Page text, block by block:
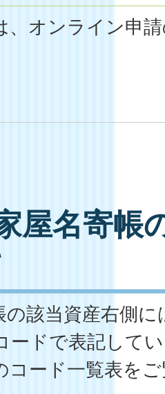
、オンライン申
屋名寄帳
の該当資産右側
ードで表記して
コード一覧表を